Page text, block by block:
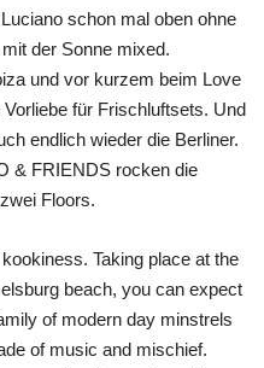
schon mal oben ohne
der Sonne mixed.
und vor kurzem beim Love
für Frischluftsets. Und
endlich wieder die Berliner.
& FRIENDS rocken die
Floors.
Taking place at the
beach, you can expect
of modern day minstrels
of music and mischief.